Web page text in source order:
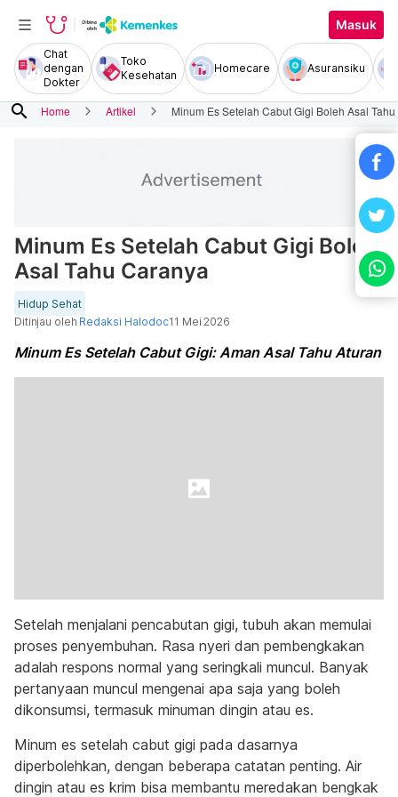
Masuk
Chat
dengan
Dokter
Toko
Kesehatan
Homecare Asuransiku
search Home Artikel Minum Es Setelah Cabut Gigi Boleh Asal
Minum Es Setelah Cabut Gigi Boleh
Asal Tahu Caranya
Hidup Sehat
Ditinjau oleh Redaksi Halodoc11 Mei 2026
Minum Es Setelah Cabut Gigi: Aman Asal Tahu Aturan
Setelah menjalani pencabutan gigi, tubuh akan memulai
proses penyembuhan. Rasa nyeri dan pembengkakan
adalah respons normal yang seringkali muncul. Banyak
pertanyaan muncul mengenai apa saja yang boleh
dikonsumsi, termasuk minuman dingin atau es.
Minum es setelah cabut gigi pada dasarnya
diperbolehkan, dengan beberapa catatan penting. Air
dingin atau es krim bisa membantu meredakan bengkak